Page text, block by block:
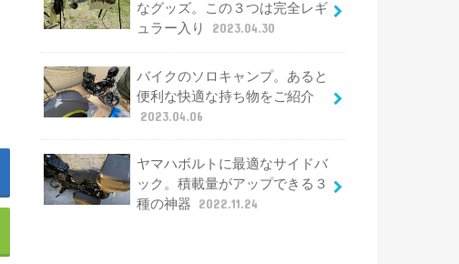
なグッズ。この３つは完全レギ
ュラー入り
2023.04.30
バイクのソロキャンプ。あると
便利な快適な持ち物をご紹介
2023.04.06
ヤマハボルトに最適なサイドバ
ック。積載量がアップできる３
種の神器
2022.11.24